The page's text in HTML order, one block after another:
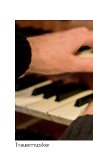
Trauermusiker